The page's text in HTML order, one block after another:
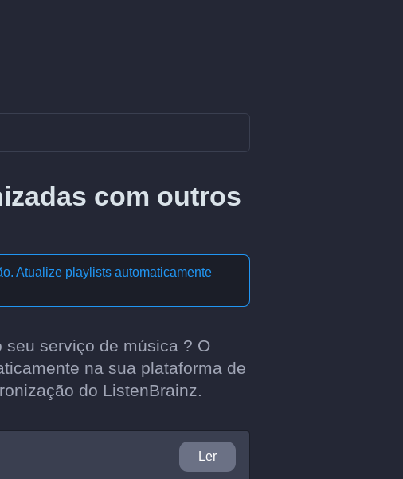
com outros
Atualize playlists automaticamente
serviço de música ? O
na sua plataforma de
do ListenBrainz.
Ler